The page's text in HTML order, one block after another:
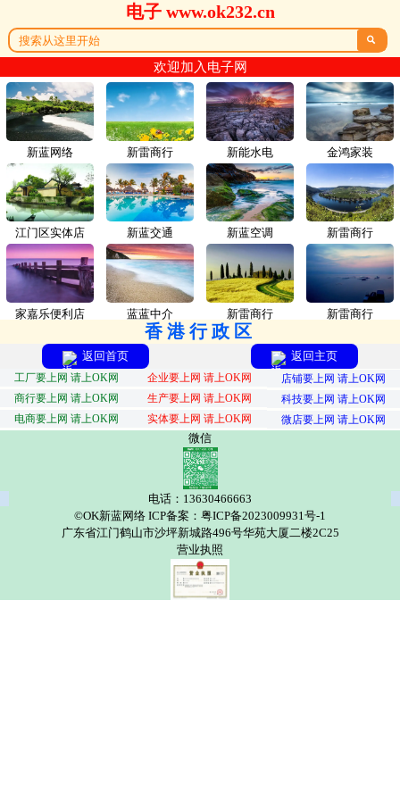
电子 www.ok232.cn

欢迎加入电子网
新蓝网络 新雷商行
江门区实体店 新蓝交通
家嘉乐便利店 蓝蓝中介
新能水电 金鸿家装
新蓝空调 新雷商行
新雷商行 新雷商行
香港行政区
返回首页 返回主页
工厂要上网 请上OK网 企业要上网 请上OK网
店铺要上网 请上OK网
商行要上网 请上OK网
生产要上网 请上OK网
科技要上网 请上OK网
电商要上网 请上OK网
实体要上网 请上OK网 微店要上网 请上OK网
微信
电话：13630466663
©OK新蓝网络 ICP备案：粤ICP备2023009931号-1
广东省江门鹤山市沙坪新城路496号华苑大厦二楼2C25
营业执照